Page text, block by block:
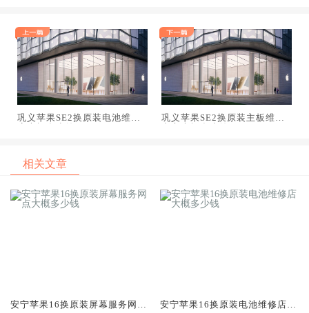
巩义苹果SE2换原装电池维修
巩义苹果SE2换原装主板维修
相关文章
安宁苹果16换原装屏幕服务网点
安宁苹果16换原装电池维修店大